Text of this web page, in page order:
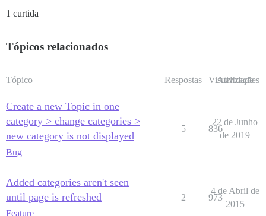
1 curtida
Tópicos relacionados
Tópico Respostas Visualizações
Atividade
Create a new Topic in one
category > change categories >
new category is not displayed
Bug
5 836
22 de Junho
de 2019
Added categories aren't seen
until page is refreshed
Feature
2 973
4 de Abril de
2015